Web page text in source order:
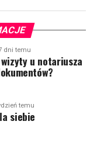
dni temu
u notariusza
temu
siebie